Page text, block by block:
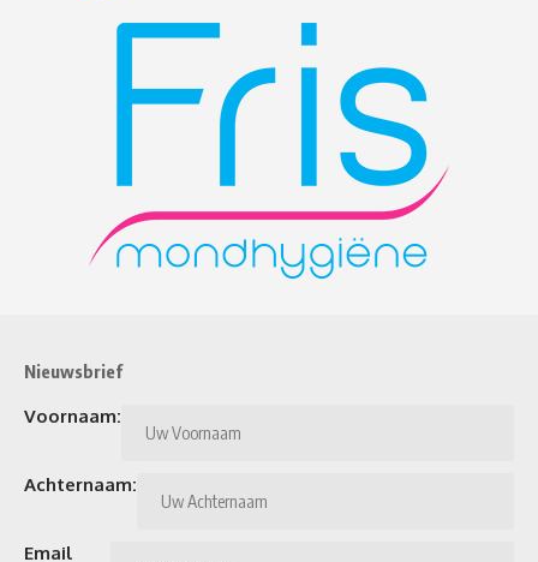
Nieuwsbrief
Voornaam:
Achternaam:
Email